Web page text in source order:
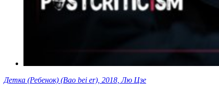
Детка (Ребенок) (Bao bei er), 2018, Лю Цзе